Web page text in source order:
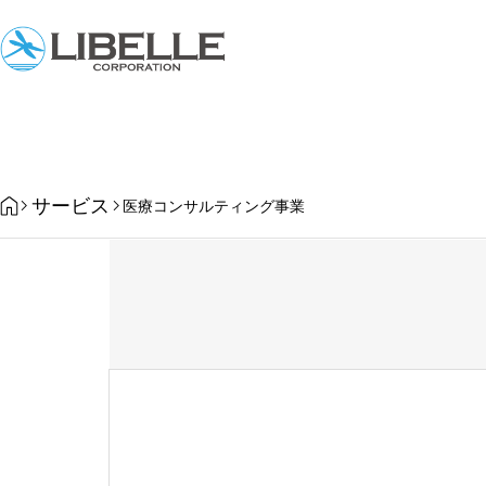
HOME
サービス 医療コンサルティング事業